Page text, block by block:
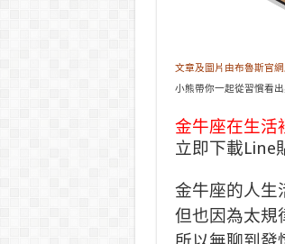
文章及圖片由布魯斯官
小熊帶你一起從習慣看
金牛座在生活
立即下載
金牛座的人生
但也因為太規